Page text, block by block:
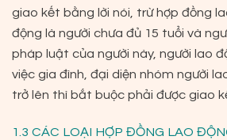
giao kết bằng lời nói, trừ hợp đồng
động là người chưa đủ 15 tuổi và
pháp luật của người này, người lao
việc gia đình, đại diện nhóm người
trở lên thì bắt buộc phải được giao
1.3 CÁC LOẠI HỢP ĐỒNG LAO